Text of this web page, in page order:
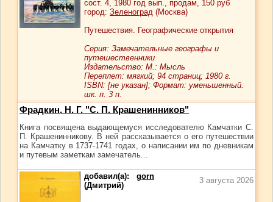
сост. 4, 1980 год вып., продам, 150 руб
город: Зеленоград (Москва)
Путешествия. Географические открытия
Серия: Замечательные географы и
путешественники
Издательство: М.: Мысль
Переплет: мягкий; 94 страниц; 1980 г.
ISBN: [не указан]; Формат: уменьшенный.
шк. п. 3 п.
Фрадкин, Н. Г. "С. П. Крашенинников"
Книга посвящена выдающемуся исследователю Камчатки С.
П. Крашенинникову. В ней рассказывается о его путешествии
на Камчатку в 1737-1741 годах, о написании им по дневникам
и путевым заметкам замечатель...
добавил(а): gorn
(Дмитрий)
3 августа 2026